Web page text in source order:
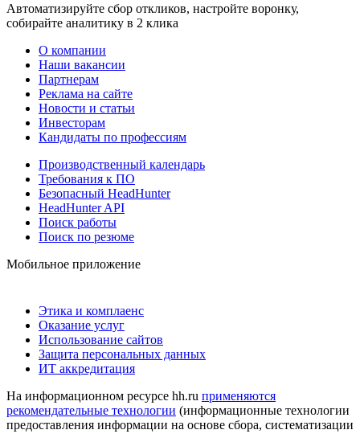
Автоматизируйте сбор откликов, настройте воронку,
собирайте аналитику в 2 клика
О компании
Наши вакансии
Партнерам
Реклама на сайте
Новости и статьи
Инвесторам
Кандидаты по профессиям
Производственный календарь
Требования к ПО
Безопасный HeadHunter
HeadHunter API
Поиск работы
Поиск по резюме
Мобильное приложение
Этика и комплаенс
Оказание услуг
Использование сайтов
Защита персональных данных
ИТ аккредитация
На информационном ресурсе hh.ru применяются
рекомендательные технологии (информационные технологии
предоставления информации на основе сбора, систематизации